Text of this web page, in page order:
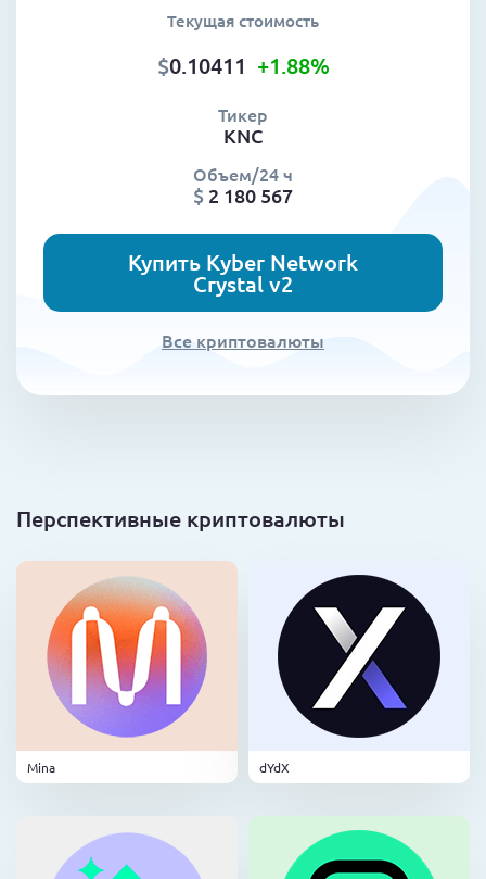
Текущая стоимость
$0.10411 +1.88%
Тикер
KNC
Объем/24 ч
$ 2 180 567
Купить Kyber Network
Crystal v2
Все криптовалюты
Перспективные криптовалюты
Mina dYdX